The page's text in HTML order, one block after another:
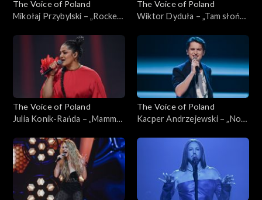
The Voice of Poland
Mikołaj Przybylski – „Rocket
Live, 16 listopada 2024
The Voice of Poland
Wiktor Dyduła – „Tam słońce
Poland”, Live, 16 listopada
The Voice of Poland
Julia Konik-Rańda – „Mamma
Poland”, Live, 16 listopada
2024
The Voice of Poland
Kacper Andrzejewski – „Nogi
Poland”, Live, 16 listopada